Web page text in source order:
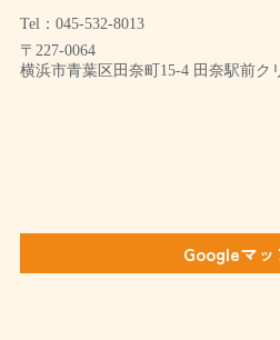
Tel：045-532-8013
〒227-0064
横浜市青葉区田奈町15-4 田奈駅前ク
Googleマ